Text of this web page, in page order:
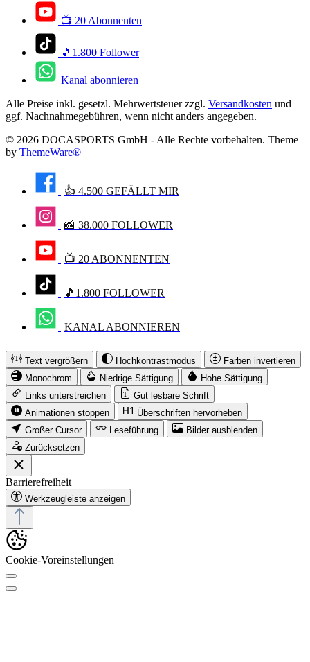
📺 20 Abonnenten
🎵1.800 Follower
Kanal abonnieren
Alle Preise inkl. gesetzl. Mehrwertsteuer zzgl. Versandkosten und
ggf. Nachnahmegebühren, wenn nicht anders angegeben.
© 2026 DOCASPORTS GmbH - Alle Rechte vorbehalten. Theme
by ThemeWare®
👍 4.500 GEFÄLLT MIR
📸 38.000 FOLLOWER
📺 20 ABONNENTEN
🎵1.800 FOLLOWER
KANAL ABONNIEREN
Text vergrößern Hochkontrastmodus
Farben invertieren
Monochrom
Niedrige Sättigung
Hohe Sättigung
Links unterstreichen
Gut lesbare Schrift
Animationen stoppen
Überschriften hervorheben
Großer Cursor
Leseführung
Bilder ausblenden
Zurücksetzen
Barrierefreiheit
Werkzeugleiste anzeigen
Cookie-Voreinstellungen